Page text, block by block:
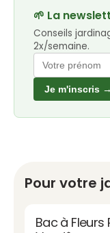
🌱 La
Conseils
2x/semaine.
Je m'inscris →
Pour votre
Bac à Fleurs